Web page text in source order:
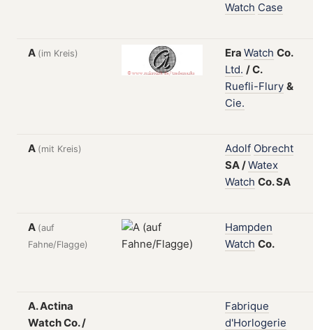
Watch Case
A (im Kreis) Era Watch Co.
Ltd. /C.
Ruefli-Flury &
Cie.
A (mit Kreis) Adolf Obrecht
SA/Watex
Watch Co.SA
A (auf
Fahne/Flagge)
Hampden
Watch Co.
A. Actina
Watch Co. /
Fabrique
d'Horlogerie